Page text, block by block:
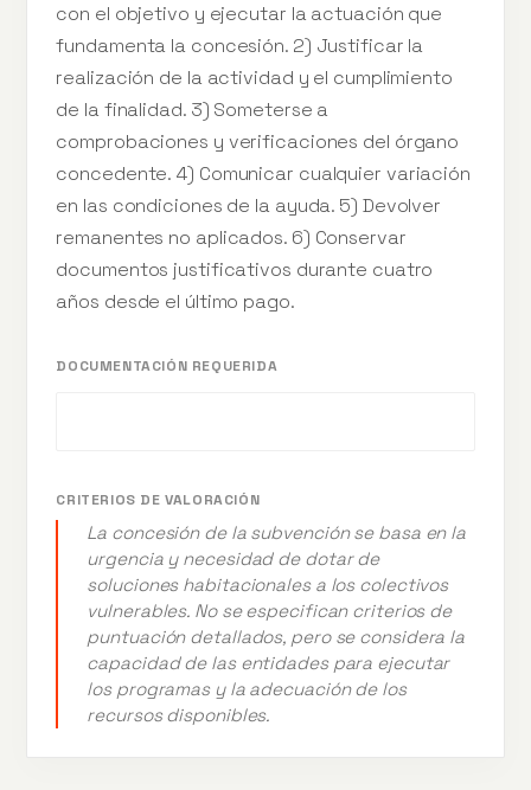
con el objetivo y ejecutar la actuación que
fundamenta la concesión. 2) Justificar la
realización de la actividad y el cumplimiento
de la finalidad. 3) Someterse a
comprobaciones y verificaciones del órgano
concedente. 4) Comunicar cualquier variación
en las condiciones de la ayuda. 5) Devolver
remanentes no aplicados. 6) Conservar
documentos justificativos durante cuatro
años desde el último pago.
DOCUMENTACIÓN REQUERIDA
CRITERIOS DE VALORACIÓN
La concesión de la subvención se basa en la
urgencia y necesidad de dotar de
soluciones habitacionales a los colectivos
vulnerables. No se especifican criterios de
puntuación detallados, pero se considera la
capacidad de las entidades para ejecutar
los programas y la adecuación de los
recursos disponibles.